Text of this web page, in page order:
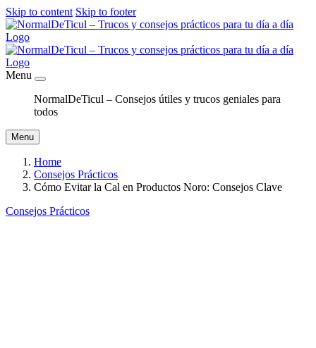
Skip to content Skip to footer
Menu
NormalDeTicul – Consejos útiles y trucos geniales para
todos
Menu
Home
Consejos Prácticos
Cómo Evitar la Cal en Productos Noro: Consejos Clave
Consejos Prácticos